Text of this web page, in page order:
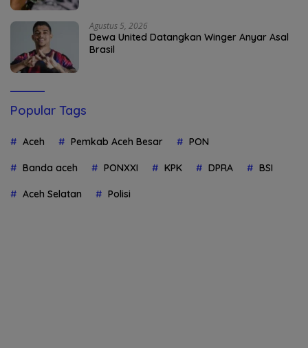
Agustus 5, 2026
Dewa United Datangkan Winger Anyar Asal
Brasil
Popular Tags
Aceh Pemkab Aceh Besar PON
Banda aceh PONXXI KPK DPRA BSI
Aceh Selatan Polisi